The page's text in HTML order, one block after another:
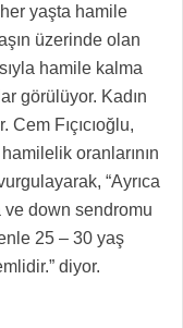
yaşta hamile
üzerinde olan
hamile kalma
görülüyor. Kadın
Cem Fıçıcıoğlu,
oranlarının
“Ayrıca
ve down sendromu
25 – 30 yaş
diyor.